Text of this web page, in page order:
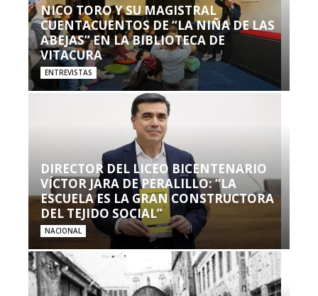
NICO TORO Y SU MAGISTRAL
CUENTACUENTOS DE “LA NIÑA DE LAS
ABEJAS” EN LA BIBLIOTECA DE
VITACURA
ENTREVISTAS
DIRECTOR DEL LICEO BICENTENARIO
VÍCTOR JARA DE PERALILLO: “LA
ESCUELA ES LA GRAN CONSTRUCTORA
DEL TEJIDO SOCIAL”
NACIONAL